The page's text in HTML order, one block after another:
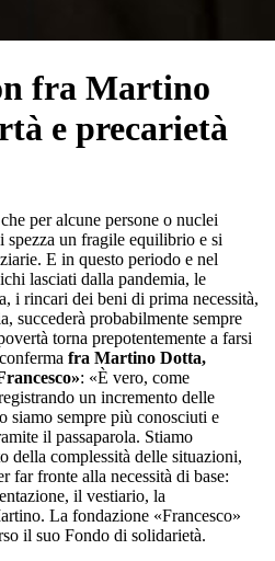
fra Martino
e precarietà
per alcune persone o nuclei
spezza un fragile equilibrio e si
E in questo periodo e nel
lasciati dalla pandemia, le
i rincari dei beni di prima necessità,
succederà probabilmente sempre
torna prepotentemente a farsi
fra Martino Dotta,
: «È vero, come
un incremento delle
siamo sempre più conosciuti e
il passaparola. Stiamo
della complessità delle situazioni,
far fronte alla necessità di base:
il vestiario, la
La fondazione «Francesco»
il suo Fondo di solidarietà.